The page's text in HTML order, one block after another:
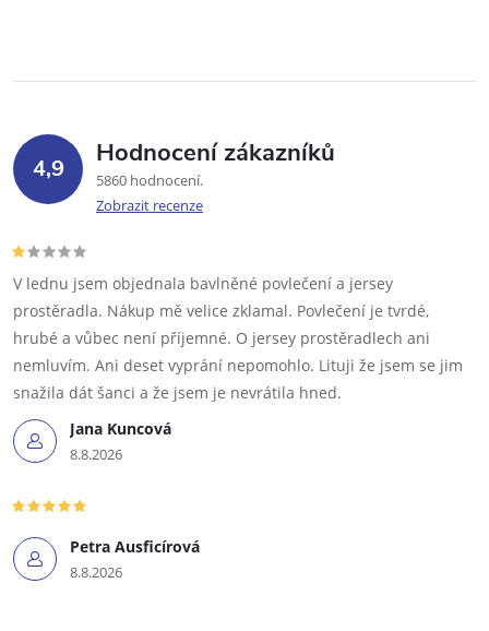
4,9 Hodnocení zákazníků
5860 hodnocení
Zobrazit recenze
Jana Kuncová
8.8.2026
V lednu jsem objednala bavlněné povlečení a jersey
prostěradla. Nákup mě velice zklamal. Povlečení je tvrdé,
hrubé a vůbec není příjemné. O jersey prostěradlech ani
nemluvím. Ani deset vyprání nepomohlo. Lituji že jsem se jim
snažila dát šanci a že jsem je nevrátila hned.
Petra Ausficírová
8.8.2026